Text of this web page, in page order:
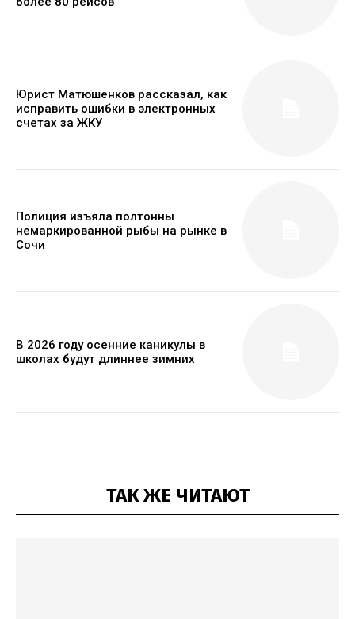
Юрист Матюшенков рассказал, как
исправить ошибки в электронных
счетах за ЖКУ
Полиция изъяла полтонны
немаркированной рыбы на рынке в
Сочи
В 2026 году осенние каникулы в
школах будут длиннее зимних
ТАК ЖЕ ЧИТАЮТ